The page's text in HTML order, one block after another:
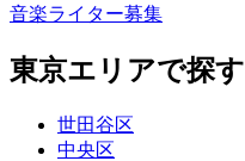
音楽ライター募集
東京エリアで探す
世田谷区
中央区